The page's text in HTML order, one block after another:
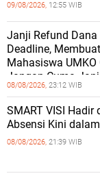
09/08/2026, 12:55 WIB
Janji Refund
Deadline,
Mahasiswa UMKO
Jangan Cuma
08/08/2026, 23:12 WIB
SMART VISI Hadir
Absensi Kini
08/08/2026, 21:39 WIB